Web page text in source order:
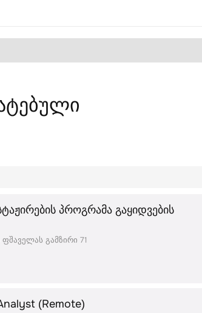
პროგრამა გაყიდვების
ფშაველას გამზირი 71
(Remote)